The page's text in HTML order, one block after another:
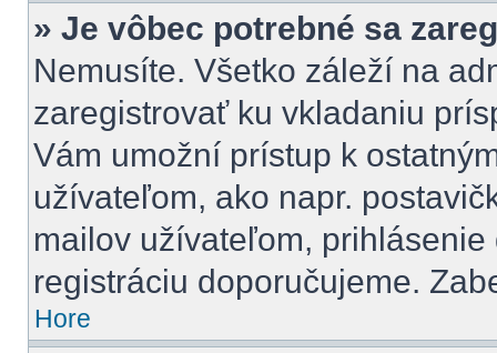
» Je vôbec potrebné sa
Nemusíte. Všetko záleží na
zaregistrovať ku vkladaniu
Vám umožní prístup k
užívateľom, ako napr.
mailov užívateľom,
registráciu doporučujeme.
Hore